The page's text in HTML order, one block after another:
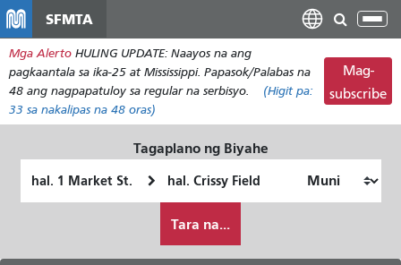
pangunahing
nilalaman
SFMTA
I-
ang
Mga Alerto HULING UPDATE: Naayos na ang
pagkaantala sa ika-25 at Mississippi. Papasok/Palabas na
48 ang nagpapatuloy sa regular na serbisyo.
(Higit pa:
33 sa nakalipas na 48 oras)
Mag-
subscribe
Tagaplano ng Biyahe
ko
gustong
Tara na...